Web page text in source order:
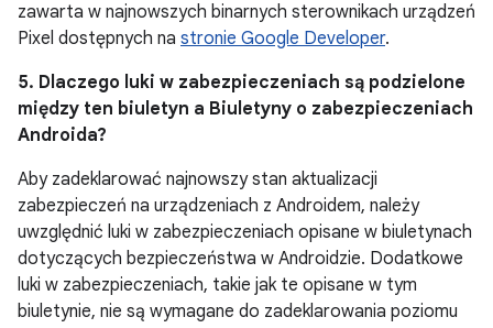
zawarta w najnowszych binarnych sterownikach urządzeń
Pixel dostępnych na stronie Google Developer.
5. Dlaczego luki w zabezpieczeniach są podzielone
między ten biuletyn a Biuletyny o zabezpieczeniach
Androida?
Aby zadeklarować najnowszy stan aktualizacji
zabezpieczeń na urządzeniach z Androidem, należy
uwzględnić luki w zabezpieczeniach opisane w biuletynach
dotyczących bezpieczeństwa w Androidzie. Dodatkowe
luki w zabezpieczeniach, takie jak te opisane w tym
biuletynie, nie są wymagane do zadeklarowania poziomu